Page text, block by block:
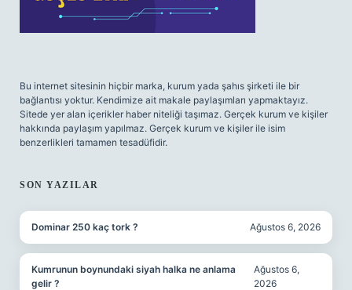
Bu internet sitesinin hiçbir marka, kurum yada şahıs şirketi ile bir
bağlantısı yoktur. Kendimize ait makale paylaşımları yapmaktayız.
Sitede yer alan içerikler haber niteliği taşımaz. Gerçek kurum ve kişiler
hakkında paylaşım yapılmaz. Gerçek kurum ve kişiler ile isim
benzerlikleri tamamen tesadüfidir.
SON YAZILAR
Dominar 250 kaç tork ? Ağustos 6, 2026
Kumrunun boynundaki siyah halka ne anlama
gelir ?
Ağustos 6,
2026